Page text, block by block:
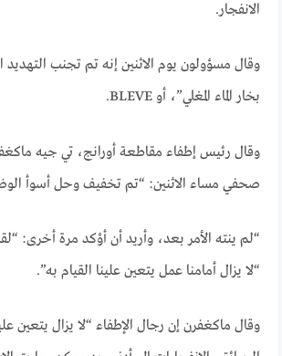
الانفجار.
وقال مسؤولون يوم الاثنين إنه تم تجنب التهديد
بخار الماء المغلي”، أو BLEVE.
وقال رئيس إطفاء مقاطعة أورانج، تي جيه
صحفي مساء الاثنين: “تم تخفيف وحل أسوأ
“لم ينته الأمر بعد، وأريد أن أؤكد مرة أخرى:
“لا يزال أمامنا عمل يتعين علينا القيام به”.
وقال ماكغفرن إن رجال الإطفاء “لا يزال يتعين